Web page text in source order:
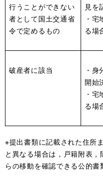
行うことができない
者として国土交通省
令で定めるもの
見を
・
る場
破産者に該当
・
開始
・
る場
※提出書類に記載された住所
と異なる場合は，戸籍附表
らの移動を確認できる公的書